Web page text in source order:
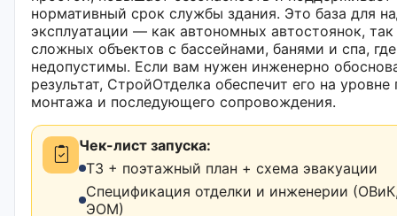
нормативный срок службы здания. Это база для
эксплуатации — как автономных автостоянок,
сложных объектов с бассейнами, банями и спа,
недопустимы. Если вам нужен инженерно
результат, СтройОтделка обеспечит его на уровне
монтажа и последующего сопровождения.
Чек-лист запуска:
ТЗ + поэтажный план + схема эвакуации
Спецификация отделки и инженерии
ЭОМ)